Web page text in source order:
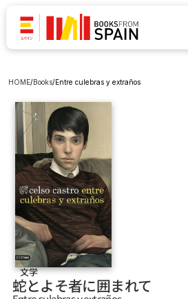
HOME/Books/Entre culebras y extraños
文学
蛇とよそ者に囲まれて